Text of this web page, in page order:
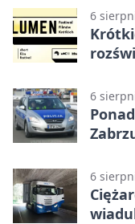
6
6
6